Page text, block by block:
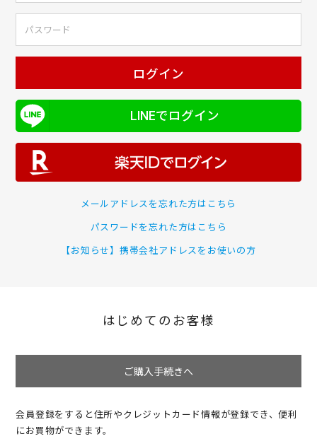
ログイン
LINEでログイン
メールアドレスを忘れた方はこちら
パスワードを忘れた方はこちら
【お知らせ】携帯会社アドレスをお使いの方
はじめてのお客様
ご購入手続きへ
会員登録をすると住所やクレジットカード情報が登録でき、便利
にお買物ができます。